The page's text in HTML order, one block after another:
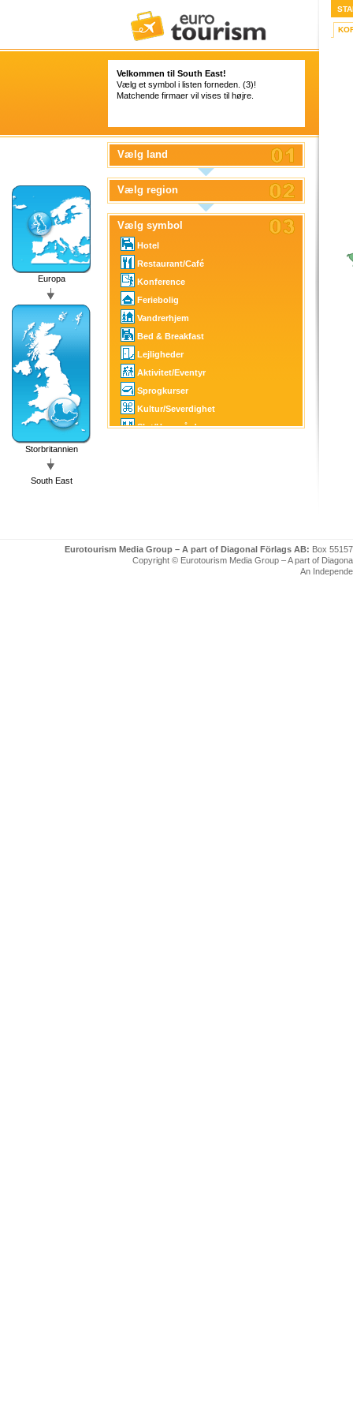
Velkommen til South East!
Vælg et symbol i listen forneden. (3)!
Matchende firmaer vil vises til højre.
Europa
Storbritannien
South East
Vælg land
Vælg region
Vælg symbol
Hotel
Restaurant/Café
Konference
Feriebolig
Vandrerhjem
Bed & Breakfast
Lejligheder
Aktivitet/Eventyr
Sprogkurser
Kultur/Severdighet
Slot/Herregård
Eurotourism Media Group – A part of Diagonal Förlags AB: Box
Copyright © Eurotourism Media Group – A part of
An